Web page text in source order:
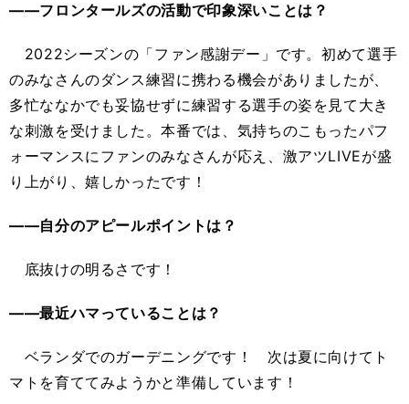
――フロンタールズの活動で印象深いことは？
2022シーズンの「ファン感謝デー」です。初めて選手
のみなさんのダンス練習に携わる機会がありましたが、
多忙ななかでも妥協せずに練習する選手の姿を見て大き
な刺激を受けました。本番では、気持ちのこもったパフ
ォーマンスにファンのみなさんが応え、激アツLIVEが盛
り上がり、嬉しかったです！
――自分のアピールポイントは？
底抜けの明るさです！
――最近ハマっていることは？
ベランダでのガーデニングです！ 次は夏に向けてト
マトを育ててみようかと準備しています！